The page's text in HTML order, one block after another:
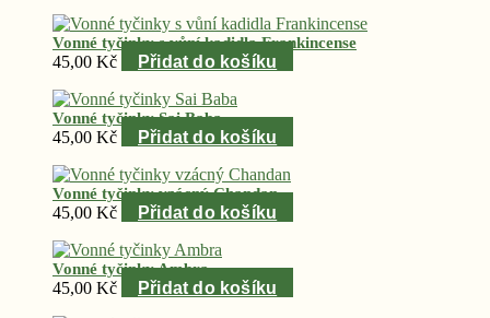
Vonné tyčinky s vůní kadidla Frankincense
45,00 Kč Přidat do košíku
Vonné tyčinky Sai Baba
45,00 Kč Přidat do košíku
Vonné tyčinky vzácný Chandan
45,00 Kč Přidat do košíku
Vonné tyčinky Ambra
45,00 Kč Přidat do košíku